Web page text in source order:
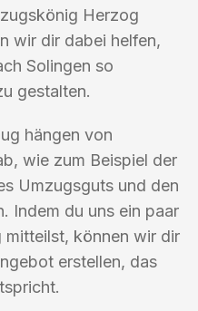
Herzog
wir dir dabei helfen,
Solingen so
gestalten.
hängen von
wie zum Beispiel der
Umzugsguts und den
Indem du uns ein paar
mitteilst, können wir dir
erstellen, das